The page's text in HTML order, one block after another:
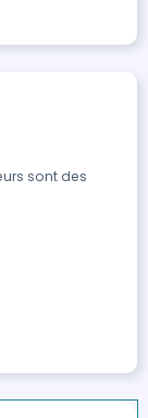
sont des